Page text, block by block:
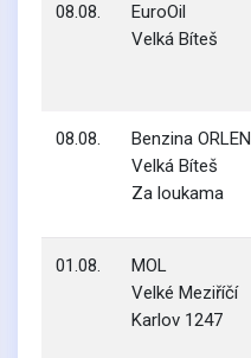
08.08.
EuroOil
Velká Bíteš
08.08.
Benzina ORLEN
Velká Bíteš
Za loukama
01.08.
MOL
Velké Meziříčí
Karlov 1247